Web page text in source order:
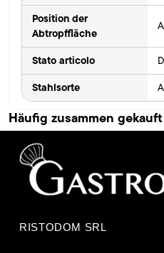
Position der
Abtropffläche
Stato articolo
Stahlsorte
Häufig zusammen gekauft
RISTODOM SRL